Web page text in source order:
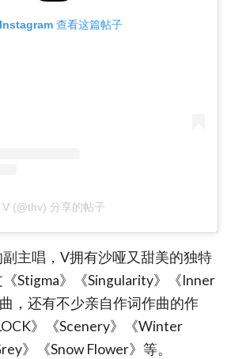
查看这篇帖子
V (@thv) 分享的帖子
主唱，V拥有沙哑又甜美的独特
Stigma》《Singularity》《Inner
，还有不少亲自作词作曲的作
》《Scenery》《Winter
》《Snow Flower》等。